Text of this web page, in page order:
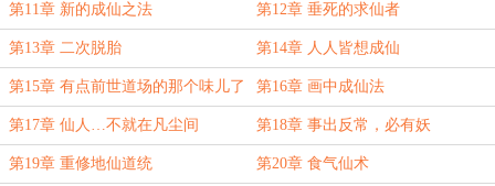
第11章 新的成仙之法 第12章 垂死的求仙者
第13章 二次脱胎 第14章 人人皆想成仙
第15章 有点前世道场的那个味儿了 第16章 画中成仙法
第17章 仙人…不就在凡尘间 第18章 事出反常，必有妖
第19章 重修地仙道统 第20章 食气仙术